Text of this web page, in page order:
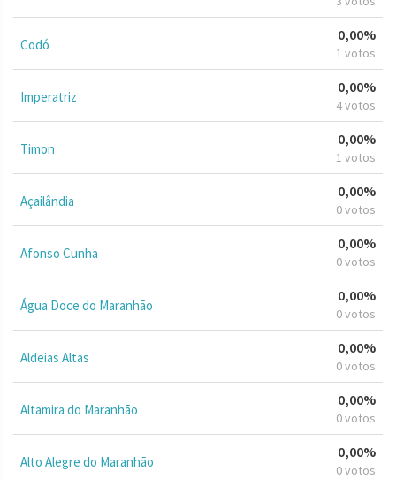
Codó
0,00%
1 votos
Imperatriz
0,00%
4 votos
Timon
0,00%
1 votos
Açailândia
0,00%
0 votos
Afonso Cunha
0,00%
0 votos
Água Doce do Maranhão
0,00%
0 votos
Aldeias Altas
0,00%
0 votos
Altamira do Maranhão
0,00%
0 votos
Alto Alegre do Maranhão
0,00%
0 votos